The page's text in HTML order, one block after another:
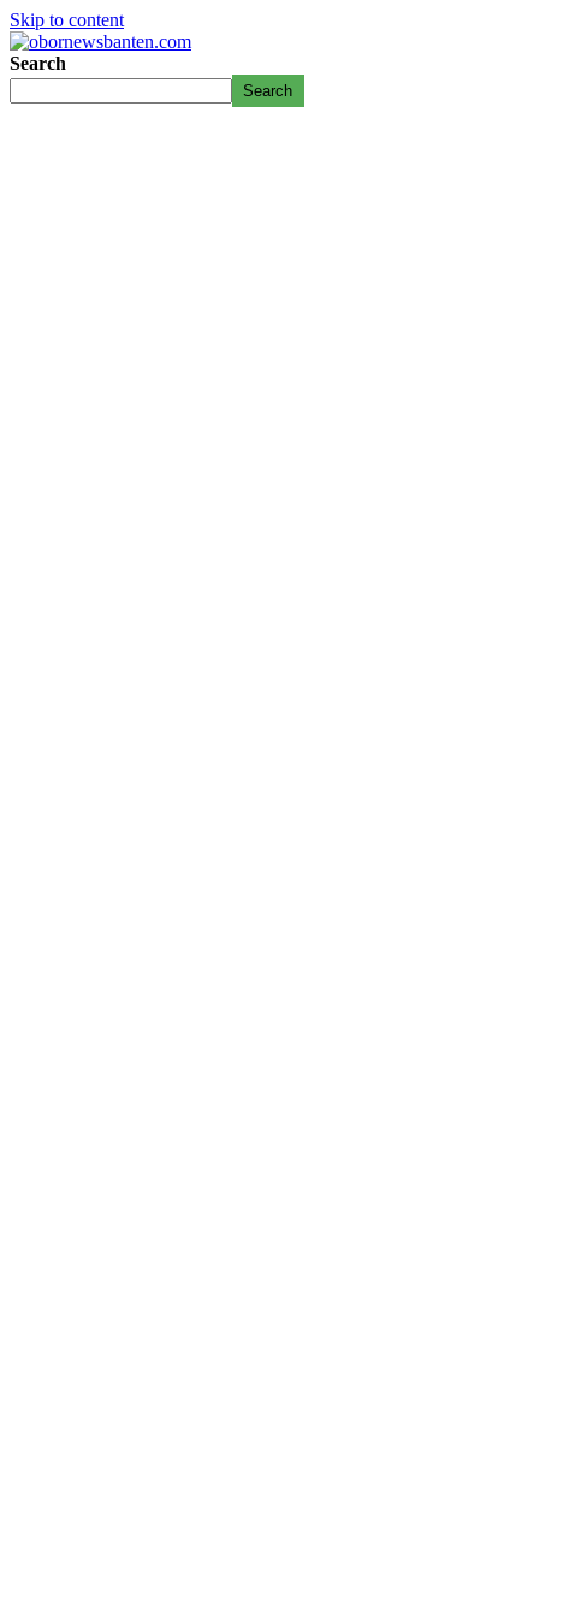
Skip to content
Search
Search